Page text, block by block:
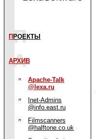
П РОЕКТЫ
АРХИВ
Apache-Talk
@lexa.ru
Inet-Admins
@info.east.ru
Filmscanners
@halftone.co.uk